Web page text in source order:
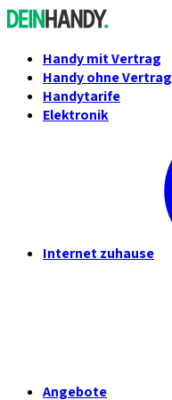
Handy mit Vertrag
Handy ohne Vertrag
Handytarife
Elektronik
Internet zuhause
Angebote